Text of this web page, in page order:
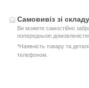
Самовивіз зі складу
Ви можете самостійно
попередньою
*Наявність товару та
телефоном.